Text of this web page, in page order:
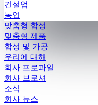
건설업
농업
맞춤형 합성
맞춤형 제품
합성 및 가공
우리에 대해
회사 프로파일
회사 브로셔
소식
회사 뉴스